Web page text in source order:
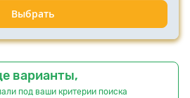
Выбрать
варианты,
под ваши критерии поиска